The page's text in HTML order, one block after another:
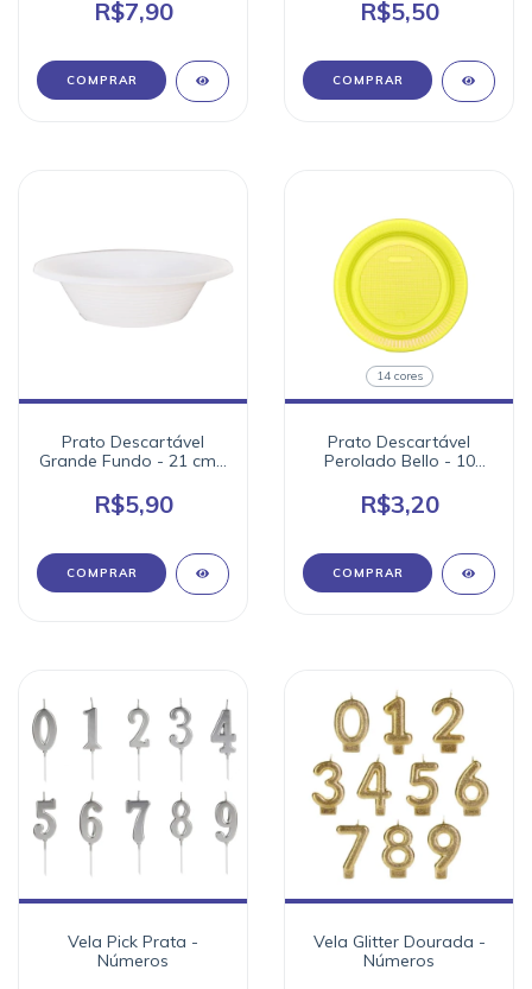
R$7,90
COMPRAR
R$5,50
COMPRAR
Prato Descartável
Grande Fundo - 21 cm -
R$5,90
14 cores
Prato Descartável
Perolado Bello - 10
R$3,20
COMPRAR
Vela Pick Prata -
Números
Vela Glitter Dourada -
Números